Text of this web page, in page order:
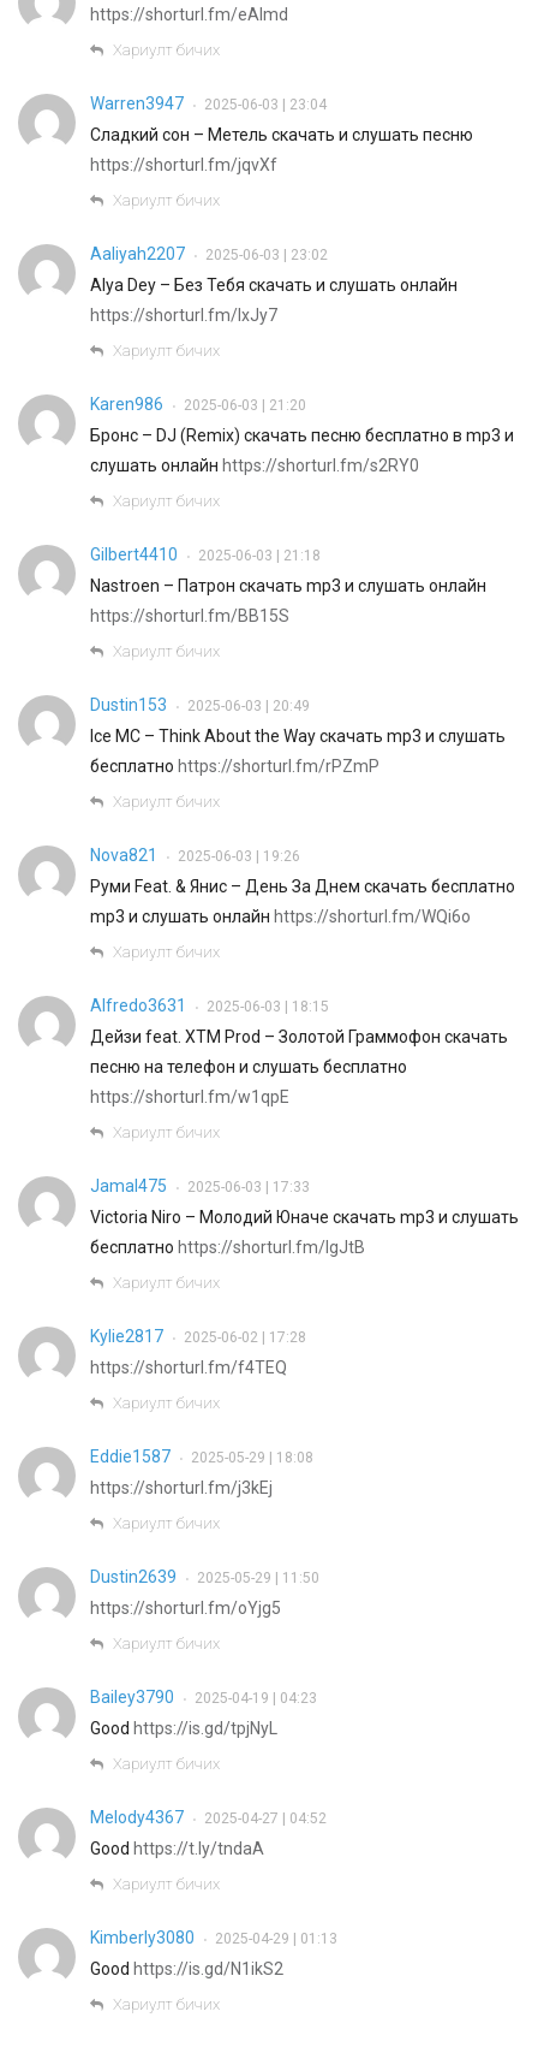
https://shorturl.fm/eAlmd
Хариулт бичих
Warren3947 • 2025-06-03 | 23:04
Сладкий сон – Метель скачать и слушать песню
https://shorturl.fm/jqvXf
Хариулт бичих
Aaliyah2207 • 2025-06-03 | 23:02
Alya Dey – Без Тебя скачать и слушать онлайн
https://shorturl.fm/IxJy7
Хариулт бичих
Karen986 • 2025-06-03 | 21:20
Бронс – DJ (Remix) скачать песню бесплатно в mp3 и
слушать онлайн https://shorturl.fm/s2RY0
Хариулт бичих
Gilbert4410 • 2025-06-03 | 21:18
Nastroen – Патрон скачать mp3 и слушать онлайн
https://shorturl.fm/BB15S
Хариулт бичих
Dustin153 • 2025-06-03 | 20:49
Ice MС – Think About the Way скачать mp3 и слушать
бесплатно https://shorturl.fm/rPZmP
Хариулт бичих
Nova821 • 2025-06-03 | 19:26
Руми Feat. & Янис – День За Днем скачать бесплатно
mp3 и слушать онлайн https://shorturl.fm/WQi6o
Хариулт бичих
Alfredo3631 • 2025-06-03 | 18:15
Дейзи feat. XTM Prod – Золотой Граммофон скачать
песню на телефон и слушать бесплатно
https://shorturl.fm/w1qpE
Хариулт бичих
Jamal475 • 2025-06-03 | 17:33
Victoria Niro – Молодий Юначе скачать mp3 и слушать
бесплатно https://shorturl.fm/lgJtB
Хариулт бичих
Kylie2817 • 2025-06-02 | 17:28
https://shorturl.fm/f4TEQ
Хариулт бичих
Eddie1587 • 2025-05-29 | 18:08
https://shorturl.fm/j3kEj
Хариулт бичих
Dustin2639 • 2025-05-29 | 11:50
https://shorturl.fm/oYjg5
Хариулт бичих
Bailey3790 • 2025-04-19 | 04:23
Good https://is.gd/tpjNyL
Хариулт бичих
Melody4367 • 2025-04-27 | 04:52
Good https://t.ly/tndaA
Хариулт бичих
Kimberly3080 • 2025-04-29 | 01:13
Good https://is.gd/N1ikS2
Хариулт бичих